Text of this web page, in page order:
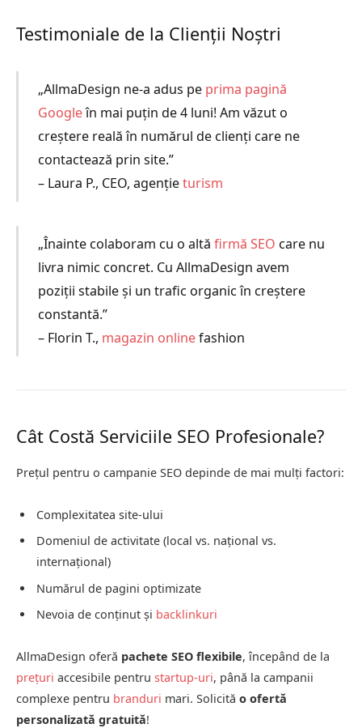
Testimoniale de la Clienții Noștri
„AllmaDesign ne-a adus pe prima pagină
Googleîn mai puțin de 4 luni! Am văzut o
creștere reală în numărul de clienți care ne
contactează prin site.”
– Laura P., CEO, agențieturism
„Înainte colaboram cu o altăfirmă SEO care nu
livra nimic concret. Cu AllmaDesign avem
poziții stabile și un trafic organic în creștere
constantă.”
– Florin T., magazin onlinefashion
Cât Costă Serviciile SEO Profesionale?
Prețul pentru o campanie SEO depinde de mai mulți factori:
Complexitatea site-ului
Domeniul de activitate (local vs. național vs.
internațional)
Numărul de pagini optimizate
Nevoia de conținut și backlinkuri
AllmaDesign oferă pachete SEO flexibile, începând de la
prețuri accesibile pentru startup-uri, până la campanii
complexe pentru branduri mari. Solicită o ofertă
personalizată gratuită!